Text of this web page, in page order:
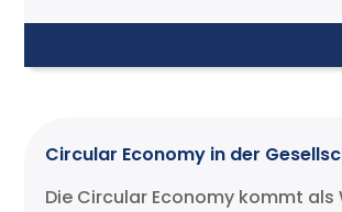
Circular Economy in der
Die Circular Economy kommt als